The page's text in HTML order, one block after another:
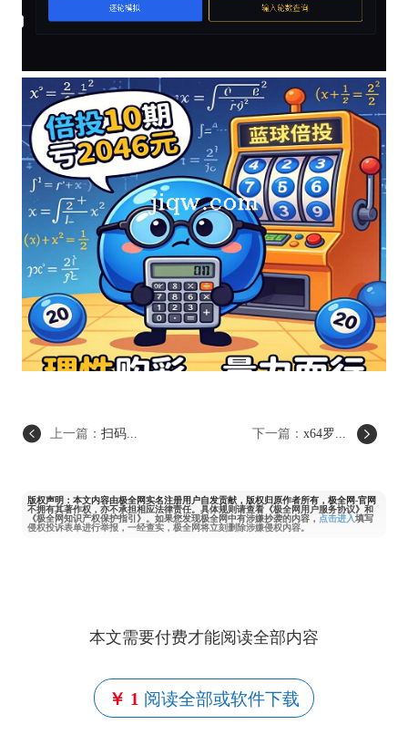
上一篇： 扫码... 下一篇：x64罗...
版权声明：本文内容由极全网实名注册用户自发贡献，版权归原作者所有，极全网-官网
不拥有其著作权，亦不承担相应法律责任。具体规则请查看《极全网用户服务协议》和
《极全网知识产权保护指引》。如果您发现极全网中有涉嫌抄袭的内容， 点击进入填写
侵权投诉表单进行举报，一经查实，极全网将立刻删除涉嫌侵权内容。
本文需要付费才能阅读全部内容
￥ 1 阅读全部或软件下载